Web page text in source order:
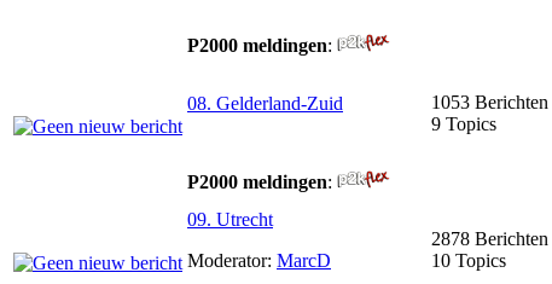
P2000 meldingen:
08. Gelderland-Zuid
1053 Berichten
9 Topics
P2000 meldingen:
09. Utrecht
Moderator: MarcD
2878 Berichten
10 Topics